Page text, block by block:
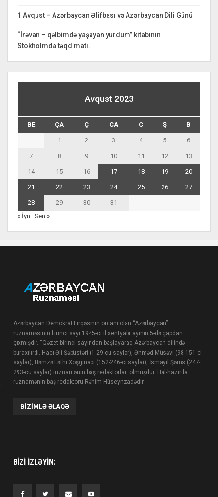
1 Avqust – Azərbaycan Əlifbası və Azərbaycan Dili Günü
“İrəvan – qəlbimdə yaşayan yurdum” kitabının
Stokholmda təqdimatı.
Avqust 2023
BE ÇA Ç CA C Ş B
1 2 3 4 5 6
7 8 9 10 11 12 13
14 15 16 17 18 19 20
21 22 23 24 25 26 27
28 29 30
31
« İyn
Sen »
Azərbaycan Demokrat Firqəsinin orqanı olan “Azərbaycan”
ruznaməsinin birinci sayı 1945-ci il sentyabr ayının 5-də çapdan
çıxmışdır. “Qəzet birinci sayından başlayaraq Azərbaycan dilində
buraxılırdı. Hacı Əli Şəbüstəri (1-29-cu saylar), Əhməd Müsəvi (98-151-ci
saylar), Həmzə Fəthi Xoşginabi (152-246-cı saylar), İsmayıl Şəms (247-
293-cü saylar) ruznamənin baş redaktorları olmuşdur. Hal-hazırda
ruznamənin baş redaktoru Rəhim Hüseynzadədir.
BIZIMLƏ ƏLAQƏ
BIZI IZLƏYIN: